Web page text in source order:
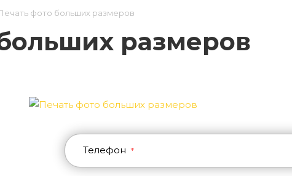
фото больших размеров
размеров
Телефон *